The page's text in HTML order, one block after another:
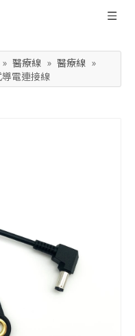
» 醫療線 » 醫療線 »
電連接線